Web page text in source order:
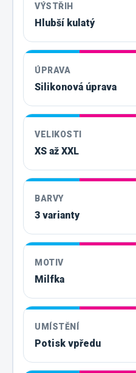
VÝSTŘIH
Hlubší kulatý
ÚPRAVA
Silikonová úprava
VELIKOSTI
XS až XXL
BARVY
3 varianty
MOTIV
Milfka
UMÍSTĚNÍ
Potisk vpředu